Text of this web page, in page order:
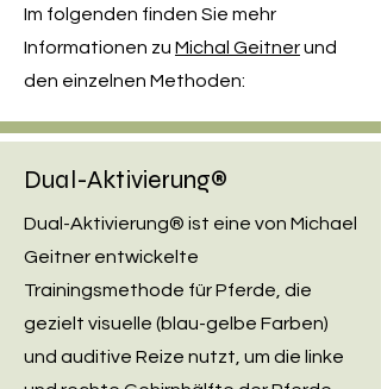
Im folgenden finden Sie mehr
Informationen zu Michal Geitnerund
den einzelnen Methoden:
Dual-Aktivierung®
Dual-Aktivierung® ist eine von Michael
Geitner entwickelte
Trainingsmethode für Pferde, die
gezielt visuelle (blau-gelbe Farben)
und auditive Reize nutzt, um die linke